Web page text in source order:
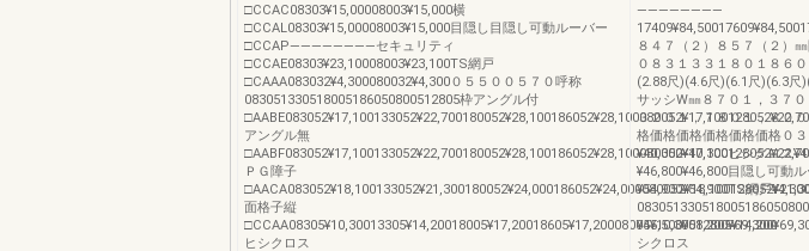
□CCAC08303¥15,00008003¥15,000横
□CCAL08303¥15,00008003¥15,000目隠し目隠し可動ルーバー
□CCAP————————セキュリティ
□CCAE08303¥23,10008003¥23,100TS網戸
□CAAA083032¥4,300080032¥4,300０５５００５７０呼称
083051330518005186050800512805枠アングル付
アングル無
ＰＧ障子
面格子縦
□CCAA08305¥10,30013305¥14,20018005¥17,20018605¥17,20008005¥10,30012805¥14,200
ヒシクロス
————————
８４７（２）８５７（２）
０８３１３３１８０１８６
(2.88尺)(4.6尺)(6.1尺)(6.3尺
サッシW㎜８７０１，３７
３２０１，７８０１，８０
格価格価格価格価格価格０
¥40,300¥40,300ヒシクロス
¥46,800¥46,800目隠し可動
¥54,900¥54,900TS網戸
シクロス